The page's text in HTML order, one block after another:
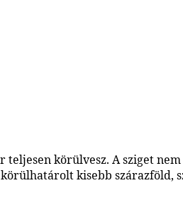
körülvesz. A sziget
kisebb